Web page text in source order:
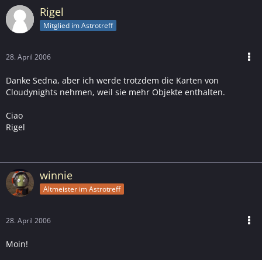
Rigel
Mitglied im Astrotreff
28. April 2006
Danke Sedna, aber ich werde trotzdem die Karten von
Cloudynights nehmen, weil sie mehr Objekte enthalten.
Ciao
Rigel
winnie
Altmeister im Astrotreff
28. April 2006
Moin!